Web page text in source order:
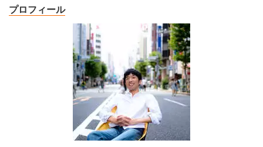
プロフィール